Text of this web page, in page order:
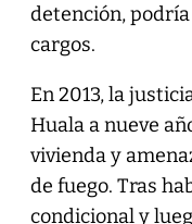
detención,
cargos.
En 2013, la
Huala a nueve
vivienda y
de fuego. Tras
condicional y